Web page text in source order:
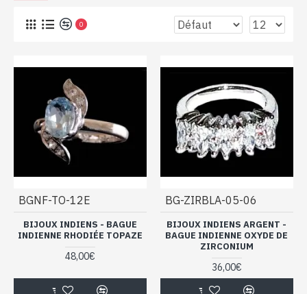
0
BGNF-TO-12E
BIJOUX INDIENS - BAGUE
INDIENNE RHODIÉE TOPAZE
48,00€
BG-ZIRBLA-05-06
BIJOUX INDIENS ARGENT -
BAGUE INDIENNE OXYDE DE
ZIRCONIUM
36,00€